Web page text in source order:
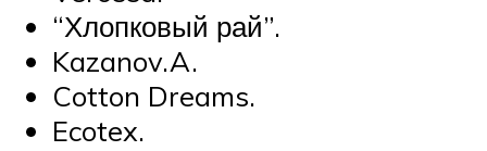
“Хлопковый рай”.
Kazanov.A.
Cotton Dreams.
Ecotex.